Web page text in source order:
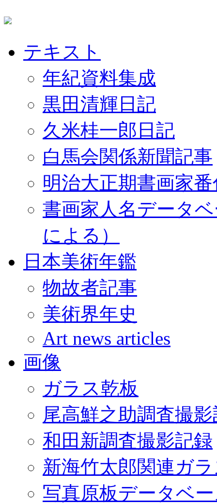
テキスト
年紀資料集成
黒田清輝日記
久米桂一郎日記
白馬会関係新聞記事
明治大正期書画家
書画家人名データ
による）
日本美術年鑑
物故者記事
美術界年史
Art news articles
画像
ガラス乾板
尾高鮮之助調査撮
和田新調査撮影記録
新海竹太郎関連ガ
写真原板データベ